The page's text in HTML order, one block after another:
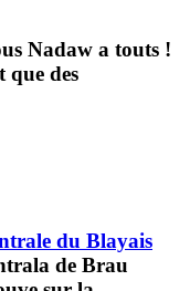
Nadaw a touts !
des
du Blayais
de Brau